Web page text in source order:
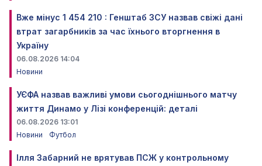
Вже мінус 1 454 210 : Генштаб ЗСУ назвав свіжі дані
втрат загарбників за час їхнього вторгнення в
Україну
06.08.2026 14:04
Новини
УЄФА назвав важливі умови сьогоднішнього матчу
життя Динамо у Лізі конференцій: деталі
06.08.2026 13:01
Новини
Футбол
Ілля Забарний не врятував ПСЖ у контрольному